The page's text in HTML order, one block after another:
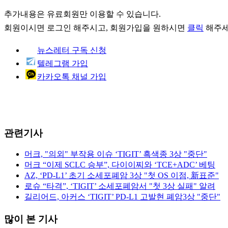
추가내용은 유료회원만 이용할 수 있습니다.
회원이시면 로그인 해주시고, 회원가입을 원하시면 클릭 해주
뉴스레터 구독 신청
텔레그램 가입
카카오톡 채널 가입
관련기사
머크, "의외" 부작용 이슈 ‘TIGIT’ 흑색종 3상 "중단"
머크 “이제 SCLC 승부”, 다이이찌와 ‘TCE+ADC’ 베팅
AZ, ‘PD-L1’ 초기 소세포폐암 3상 "첫 OS 이점, 新표준"
로슈 “타격”, ‘TIGIT’ 소세포폐암서 "첫 3상 실패" 알려
길리어드, 아커스 ‘TIGIT’ PD-L1 고발현 폐암3상 "중단"
많이 본 기사